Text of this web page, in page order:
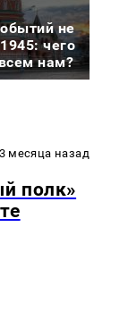
не
чего
нам?
3 месяца назад
полк»